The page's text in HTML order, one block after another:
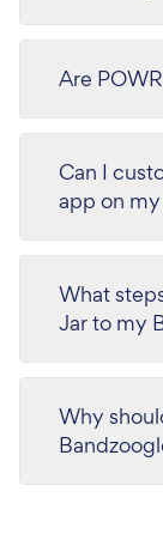
Are
Can I
app on
What
Jar to my
Why